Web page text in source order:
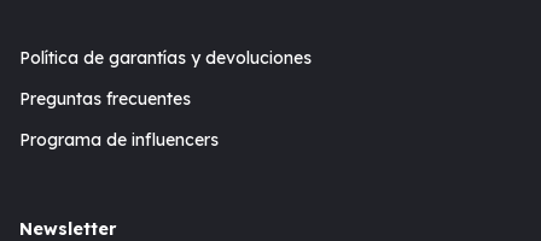
Política de garantías y devoluciones
Preguntas frecuentes
Programa de influencers
Newsletter